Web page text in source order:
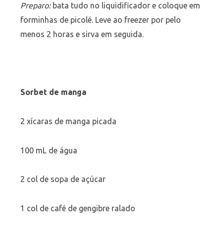
Preparo:bata tudo no liquidificador e coloque em
forminhas de picolé. Leve ao freezer por pelo
menos 2 horas e sirva em seguida.
Sorbet de manga
2 xícaras de manga picada
100 mL de água
2 col de sopa de açúcar
1 col de café de gengibre ralado